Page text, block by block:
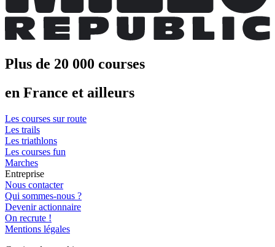
Plus de 20 000 courses
en France et ailleurs
Les courses sur route
Les trails
Les triathlons
Les courses fun
Marches
Entreprise
Nous contacter
Qui sommes-nous ?
Devenir actionnaire
On recrute !
Mentions légales